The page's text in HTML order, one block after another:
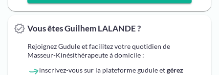
Vous êtes Guilhem LALANDE ?
Rejoignez Gudule et facilitez votre quotidien de
Masseur-Kinésithérapeute à domicile :
inscrivez-vous sur la plateforme gudule etgérez